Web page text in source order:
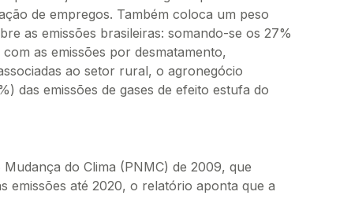
de empregos. Também coloca um peso
as emissões brasileiras: somando-se os 27%
as emissões por desmatamento,
ao setor rural, o agronegócio
das emissões de gases de efeito estufa do
do Clima (PNMC) de 2009, que
emissões até 2020, o relatório aponta que a